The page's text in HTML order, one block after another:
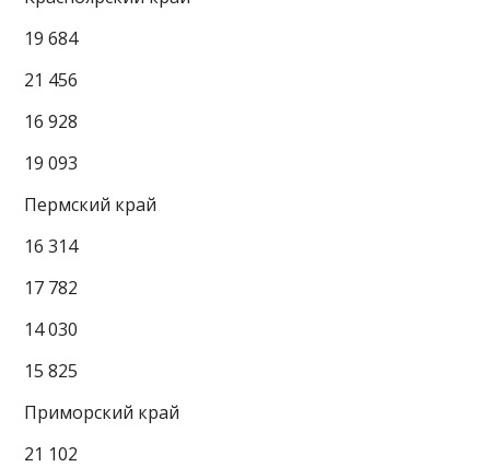
19 684
21 456
16 928
19 093
Пермский край
16 314
17 782
14 030
15 825
Приморский край
21 102